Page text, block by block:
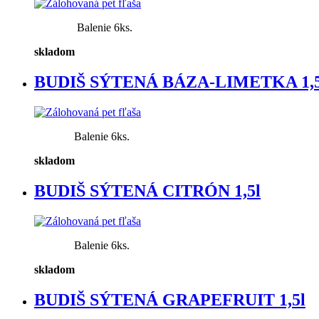
Balenie 6ks.
skladom
BUDIŠ SÝTENÁ BÁZA-LIMETKA
Balenie 6ks.
skladom
BUDIŠ SÝTENÁ CITRÓN 1,5l
Balenie 6ks.
skladom
BUDIŠ SÝTENÁ GRAPEFRUIT 1,5l